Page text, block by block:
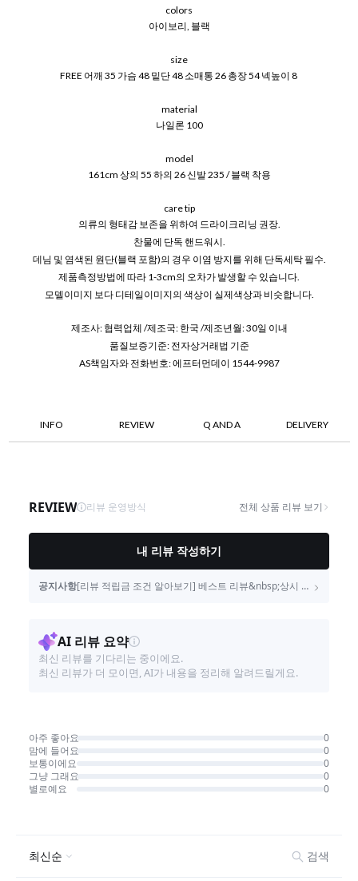
colors
아이보리, 블랙
size
FREE 어깨 35 가슴 48 밑단 48 소매통 26 총장 54 넥높이 8
material
나일론 100
model
161cm 상의 55 하의 26 신발 235 / 블랙 착용
care tip
의류의 형태감 보존을 위하여 드라이크리닝 권장.
찬물에 단독 핸드워시.
데님 및 염색된 원단(블랙 포함)의 경우 이염 방지를 위해 단독세탁 필수.
제품측정방법에 따라 1-3cm의 오차가 발생할 수 있습니다.
모델이미지 보다 디테일이미지의 색상이 실제색상과 비슷합니다.
제조사: 협력업체 /제조국: 한국 /제조년월: 30일 이내
품질보증기준: 전자상거래법 기준
AS책임자와 전화번호: 에프터먼데이 1544-9987
INFO REVIEW Q AND A DELIVERY